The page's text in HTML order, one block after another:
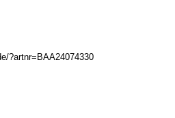
?artnr=BAA24074330